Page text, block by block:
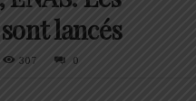
lancés
307 0